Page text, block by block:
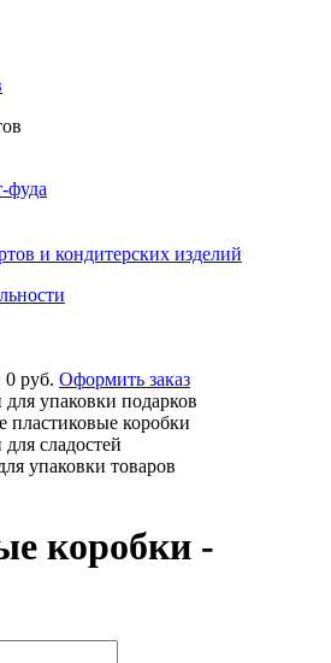
фуда
и кондитерских изделий
0 руб. Оформить заказ
коробки -